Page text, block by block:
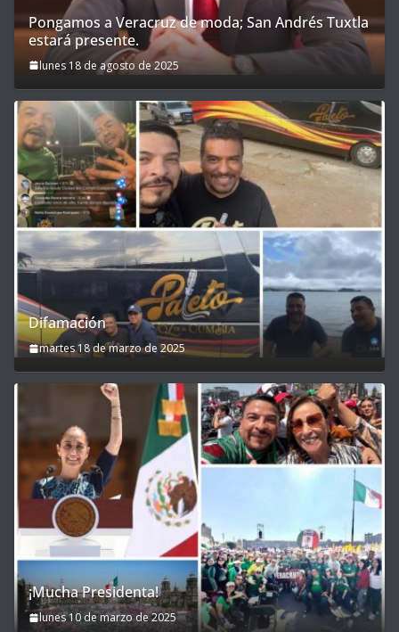
Pongamos a Veracruz de moda; San Andrés Tuxtla
estará presente.
lunes 18 de agosto de 2025
Difamación
martes 18 de marzo de 2025
¡Mucha Presidenta!
lunes 10 de marzo de 2025